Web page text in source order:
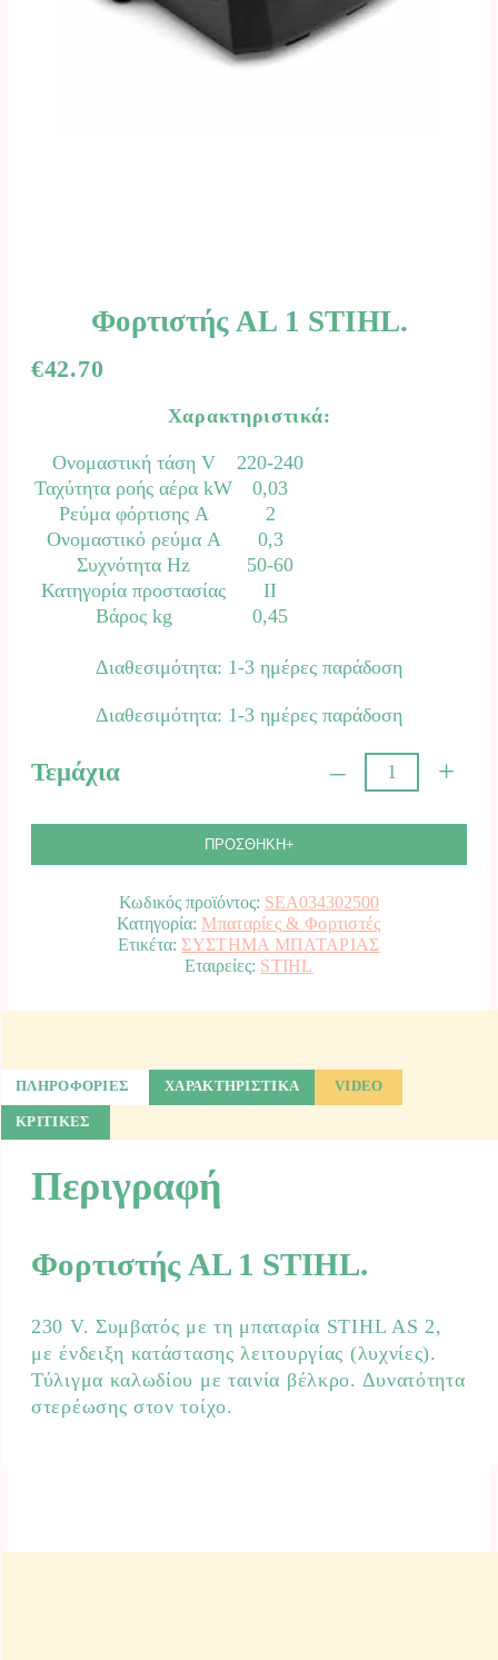
Φορτιστής AL 1 STIHL.
€42.70
Χαρακτηριστικά:
Ονομαστική τάση V
220-240
Ταχύτητα ροής αέρα kW
0,03
Ρεύμα φόρτισης A
2
Ονομαστικό ρεύμα A
0,3
Συχνότητα Hz
50-60
Κατηγορία προστασίας
II
Βάρος kg
0,45
Διαθεσιμότητα: 1-3 ημέρες παράδοση
Διαθεσιμότητα: 1-3 ημέρες παράδοση
Τεμάχια –
Φορτιστής
1
ποσότητα
+
ΠΡΟΣΘΗΚΗ+
Κωδικός προϊόντος: SEA034302500
Κατηγορία: Μπαταρίες & Φορτιστές
Ετικέτα:ΣΥΣΤΗΜΑ ΜΠΑΤΑΡΙΑΣ
STIHL
ΠΛΗΡΟΦΟΡΙΕΣ ΧΑΡΑΚΤΗΡΙΣΤΙΚΑ VIDEO
ΚΡΙΤΙΚΕΣ
Περιγραφή
Φορτιστής AL 1 STIHL.
230 V. Συμβατός με τη μπαταρία STIHL AS 2,
με ένδειξη κατάστασης λειτουργίας (λυχνίες).
Τύλιγμα καλωδίου με ταινία βέλκρο. Δυνατότητα
στερέωσης στον τοίχο.